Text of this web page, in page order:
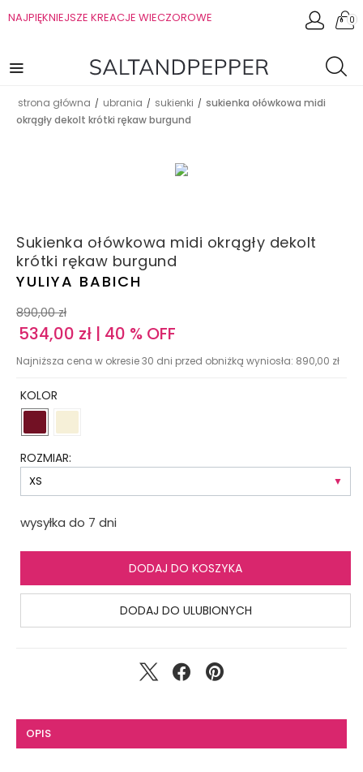
NAJPIĘKNIEJSZE KREACJE WIECZOROWE 0
strona główna / ubrania / sukienki / sukienka ołówkowa midi
okrągły dekolt krótki rękaw burgund
Sukienka ołówkowa midi okrągły dekolt
krótki rękaw burgund
YULIYA BABICH
890,00 zł
534,00 zł | 40 % OFF
Najniższa cena w okresie 30 dni przed obniżką wyniosła: 890,00 zł
KOLOR
ROZMIAR:
wysyłka do 7 dni
DODAJ DO KOSZYKA
DODAJ DO ULUBIONYCH
OPIS